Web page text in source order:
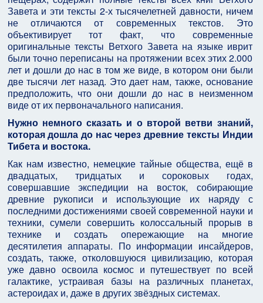
Завета и эти тексты 2-х тысячелетней давности, ничем
не отличаются от современных текстов. Это
объективирует тот факт, что современные
оригинальные тексты Ветхого Завета на языке иврит
были точно переписаны на протяжении всех этих 2.000
лет и дошли до нас в том же виде, в котором они были
две тысячи лет назад. Это дает нам, также, основание
предположить, что они дошли до нас в неизменном
виде от их первоначального написания.
Нужно немного сказать и о второй ветви знаний,
которая дошла до нас через древние тексты Индии
Тибета и востока.
Как нам известно, немецкие тайные общества, ещё в
двадцатых, тридцатых и сороковых годах,
совершавшие экспедиции на восток, собирающие
древние рукописи и использующие их наряду с
последними достижениями своей современной науки и
техники, сумели совершить колоссальный прорыв в
технике и создать опережающие на многие
десятилетия аппараты. По информации инсайдеров,
создать, также, отколовшуюся цивилизацию, которая
уже давно освоила космос и путешествует по всей
галактике, устраивая базы на различных планетах,
астероидах и, даже в других звёздных системах.